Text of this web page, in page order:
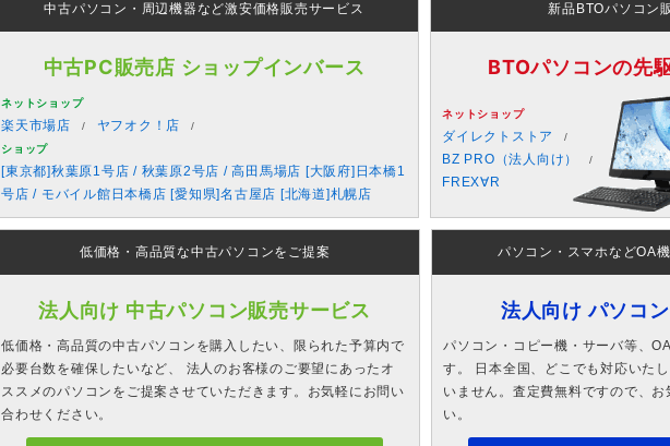
中古パソコン・周辺機器など激安価格販売サービス
中古PC販売店 ショップインバース
ネットショップ
楽天市場店 ヤフオク！店
ショップ
[東京都]秋葉原1号店 / 秋葉原2号店 / 高田馬場店 [大阪府]日本橋1
号店 / モバイル館日本橋店 [愛知県]名古屋店 [北海道]札幌店
新品BTOパソコン
BTOパソコンの先
ネットショップ
ダイレクトストア
BZ PRO（法人向け）
FREX∀R
低価格・高品質な中古パソコンをご提案
法人向け 中古パソコン販売サービス
低価格・高品質の中古パソコンを購入したい、限られた予算内で
必要台数を確保したいなど、 法人のお客様のご要望にあったオ
ススメのパソコンをご提案させていただきます。お気軽にお問い
合わせください。
パソコン・スマホなどOA
法人向け パソコ
パソコン・コピー機・サーバ等、
す。 日本全国、どこでも対応いた
いません。査定費無料ですので、
い。